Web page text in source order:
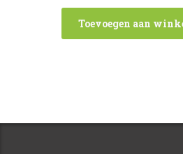
Toevoegen aan